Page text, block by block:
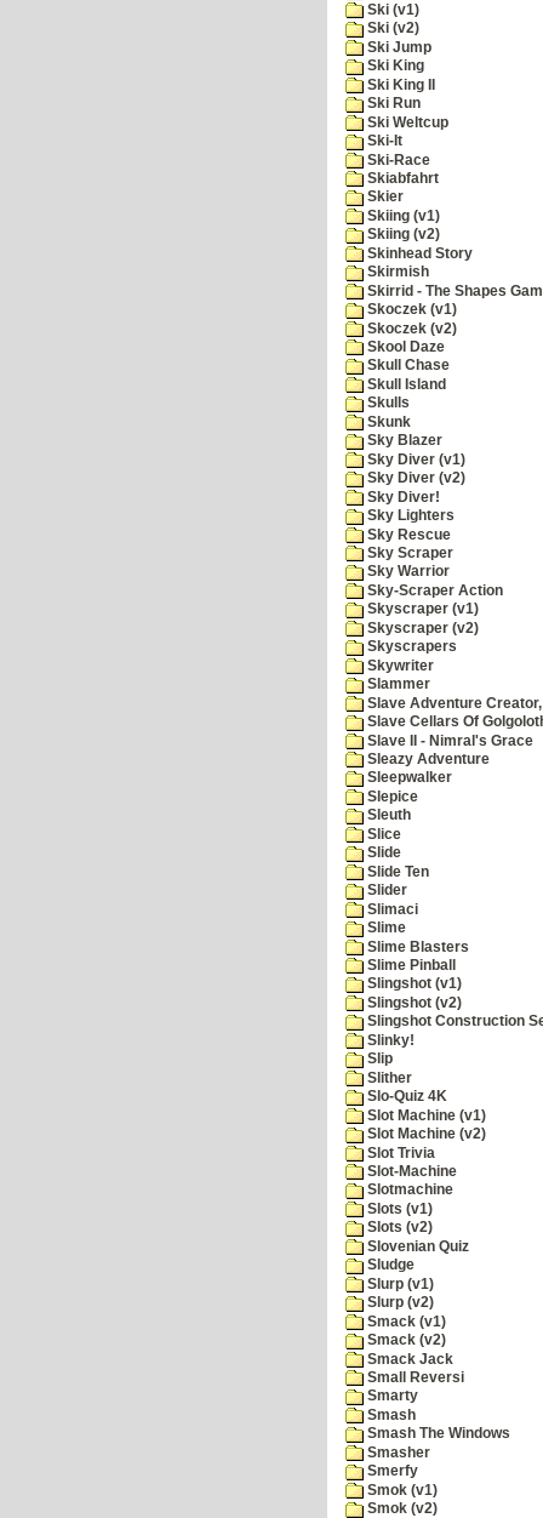
Ski (v1)
Ski (v2)
Ski Jump
Ski King
Ski King II
Ski Run
Ski Weltcup
Ski-It
Ski-Race
Skiabfahrt
Skier
Skiing (v1)
Skiing (v2)
Skinhead Story
Skirmish
Skirrid - The Shapes
Skoczek (v1)
Skoczek (v2)
Skool Daze
Skull Chase
Skull Island
Skulls
Skunk
Sky Blazer
Sky Diver (v1)
Sky Diver (v2)
Sky Diver!
Sky Lighters
Sky Rescue
Sky Scraper
Sky Warrior
Sky-Scraper Action
Skyscraper (v1)
Skyscraper (v2)
Skyscrapers
Skywriter
Slammer
Slave Adventure Creator,
Slave Cellars Of
Slave II - Nimral's Grace
Sleazy Adventure
Sleepwalker
Slepice
Sleuth
Slice
Slide
Slide Ten
Slider
Slimaci
Slime
Slime Blasters
Slime Pinball
Slingshot (v1)
Slingshot (v2)
Slingshot Construction
Slinky!
Slip
Slither
Slo-Quiz 4K
Slot Machine (v1)
Slot Machine (v2)
Slot Trivia
Slot-Machine
Slotmachine
Slots (v1)
Slots (v2)
Slovenian Quiz
Sludge
Slurp (v1)
Slurp (v2)
Smack (v1)
Smack (v2)
Smack Jack
Small Reversi
Smarty
Smash
Smash The Windows
Smasher
Smerfy
Smok (v1)
Smok (v2)